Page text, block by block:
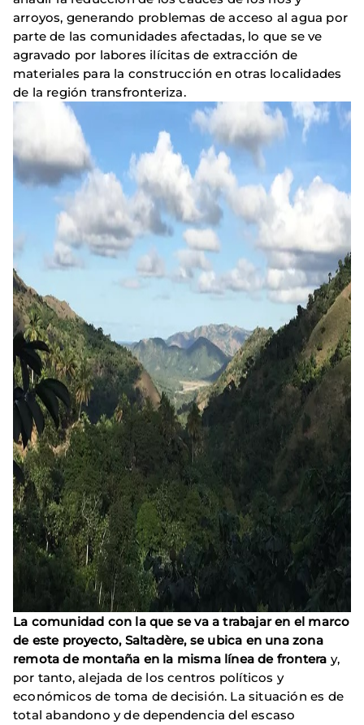
arroyos, generando problemas de acceso al agua por
parte de las comunidades afectadas, lo que se ve
agravado por labores ilícitas de extracción de
materiales para la construcción en otras localidades
de la región transfronteriza.
La comunidad con la que se va a trabajar en el marco
de este proyecto, Saltadère, se ubica en una zona
remota de montaña en la misma línea de frontera y,
por tanto, alejada de los centros políticos y
económicos de toma de decisión. La situación es de
total abandono y de dependencia del escaso